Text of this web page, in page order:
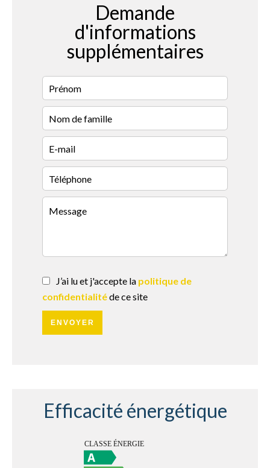
Demande
d'informations
supplémentaires
J’ai lu et j'accepte la politique de
confidentialitéde ce site
ENVOYER
Efficacité énergétique